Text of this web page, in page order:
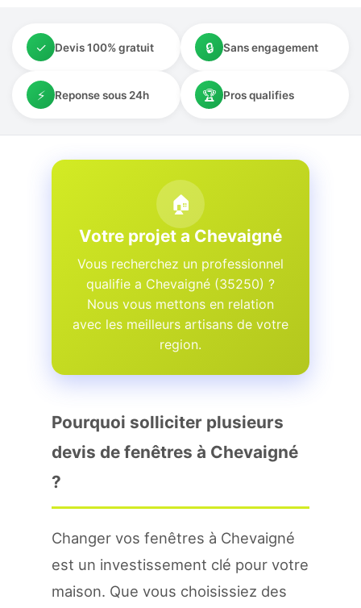
✓ Devis 100% gratuit 🔒 Sans engagement
⚡ Reponse sous 24h 🏆 Pros qualifies
🏠
Votre projet a Chevaigné
Vous recherchez un professionnel
qualifie a Chevaigné (35250) ?
Nous vous mettons en relation
avec les meilleurs artisans de votre
region.
Pourquoi solliciter plusieurs
devis de fenêtres à Chevaigné
?
Changer vos fenêtres à Chevaigné
est un investissement clé pour votre
maison. Que vous choisissiez des